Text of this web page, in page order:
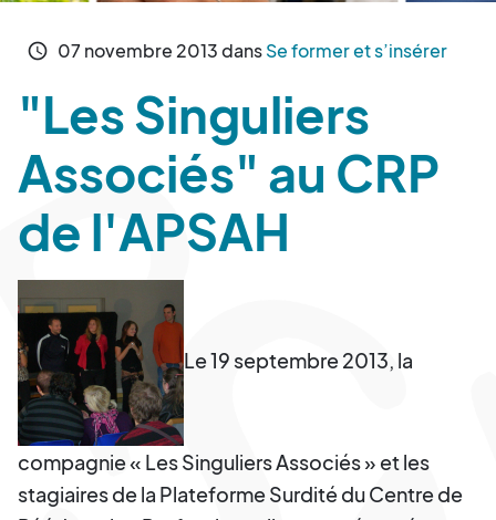
schedule 07novembre 2013dansSe former et s’insérer
"Les Singuliers
Associés" au CRP
de l'APSAH
Le 19 septembre 2013, la
compagnie « Les Singuliers Associés » et les
stagiaires de la Plateforme Surdité du Centre de